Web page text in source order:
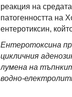
реакция на
патогенността на
ентеротиксин,
Ентеротоксина
цикличния
лумена на
водно-